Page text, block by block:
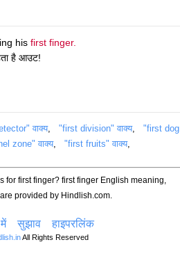
his first finger.
है आउट!
वाक्य, "first division" वाक्य, "first dog
zone" वाक्य, "first fruits" वाक्य,
for first finger? first finger English meaning,
provided by Hindlish.com.
सुझाव हाइपरलिंक
All Rights Reserved